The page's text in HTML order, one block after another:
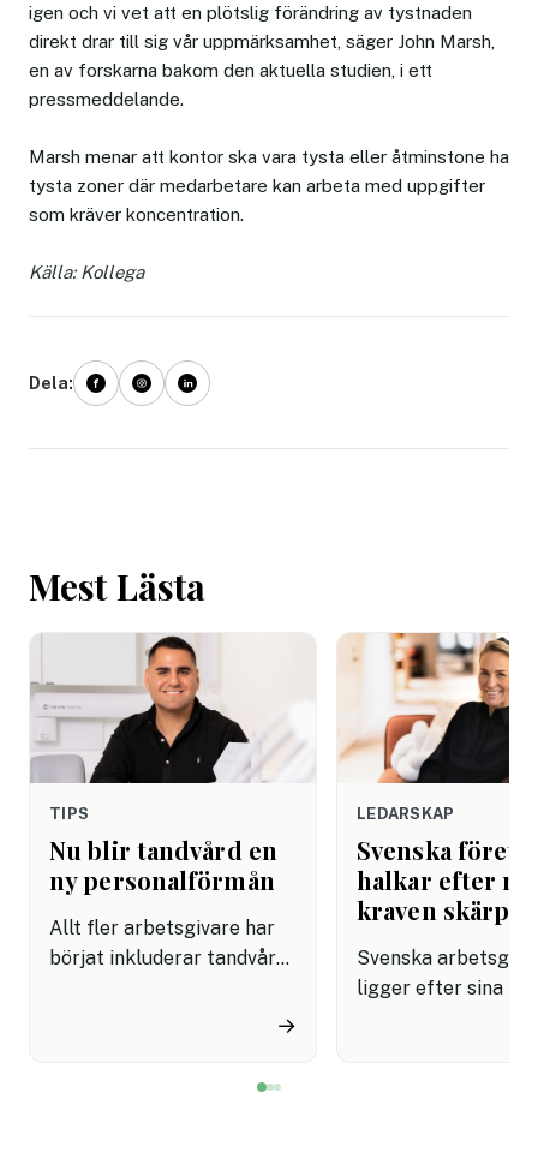
igen och vi vet att en plötslig förändring av tystnaden
direkt drar till sig vår uppmärksamhet, säger John Marsh,
en av forskarna bakom den aktuella studien, i ett
pressmeddelande.
Marsh menar att kontor ska vara tysta eller åtminstone ha
tysta zoner där medarbetare kan arbeta med uppgifter
som kräver koncentration.
Källa: Kollega
Dela:
Mest Lästa
TIPS
Nu blir tandvård en
ny personalförmån
Allt fler arbetsgivare har
börjat inkluderar tandvård i
→
LEDARSKAP
Svenska
halkar efter
kraven skärps
Svenska
ligger efter sina